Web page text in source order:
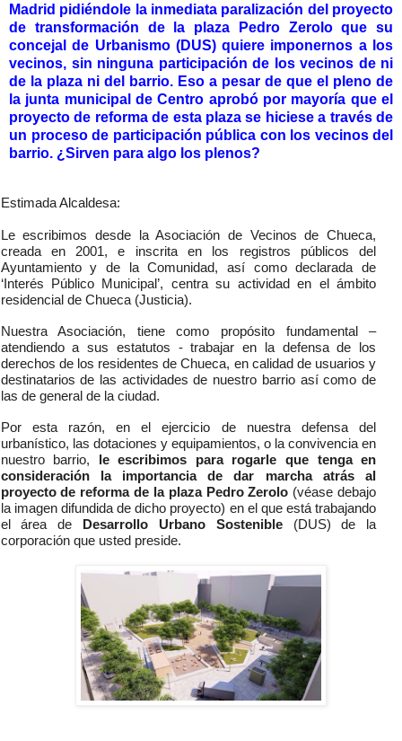
Madrid pidiéndole la inmediata paralización del proyecto
de transformación de la plaza Pedro Zerolo que su
concejal de Urbanismo (DUS) quiere imponernos a los
vecinos, sin ninguna participación de los vecinos de ni
de la plaza ni del barrio. Eso a pesar de que el pleno de
la junta municipal de Centro aprobó por mayoría que el
proyecto de reforma de esta plaza se hiciese a través de
un proceso de participación pública con los vecinos del
barrio. ¿Sirven para algo los plenos?
Estimada Alcaldesa:
Le escribimos desde la Asociación de Vecinos de Chueca,
creada en 2001, e inscrita en los registros públicos del
Ayuntamiento y de la Comunidad, así como declarada de
‘Interés Público Municipal’, centra su actividad en el ámbito
residencial de Chueca (Justicia).
Nuestra Asociación, tiene como propósito fundamental –
atendiendo a sus estatutos - trabajar en la defensa de los
derechos de los residentes de Chueca, en calidad de usuarios y
destinatarios de las actividades de nuestro barrio así como de
las de general de la ciudad.
Por esta razón, en el ejercicio de nuestra defensa del
urbanístico, las dotaciones y equipamientos, o la convivencia en
nuestro barrio,
le escribimos para rogarle que tenga en
consideración la importancia de dar marcha atrás al
proyecto de reforma de la plaza Pedro Zerolo (véase debajo
la imagen difundida de dicho proyecto) en el que está trabajando
el área de
Desarrollo Urbano Sostenible(DUS) de la
corporación que usted preside.